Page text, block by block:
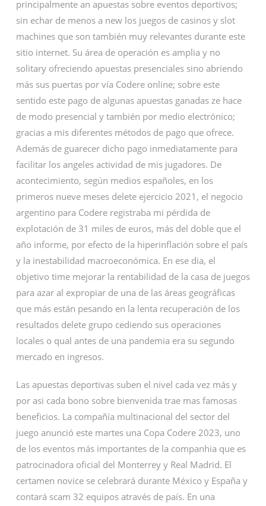
principalmente an apuestas sobre eventos deportivos;
sin echar de menos a new los juegos de casinos y slot
machines que son también muy relevantes durante este
sitio internet. Su área de operación es amplia y no
solitary ofreciendo apuestas presenciales sino abriendo
más sus puertas por vía Codere online; sobre este
sentido este pago de algunas apuestas ganadas ze hace
de modo presencial y también por medio electrónico;
gracias a mis diferentes métodos de pago que ofrece.
Además de guarecer dicho pago inmediatamente para
facilitar los angeles actividad de mis jugadores. De
acontecimiento, según medios españoles, en los
primeros nueve meses delete ejercicio 2021, el negocio
argentino para Codere registraba mi pérdida de
explotación de 31 miles de euros, más del doble que el
año informe, por efecto de la hiperinflación sobre el país
y la inestabilidad macroeconómica. En ese dia, el
objetivo time mejorar la rentabilidad de la casa de juegos
para azar al expropiar de una de las áreas geográficas
que más están pesando en la lenta recuperación de los
resultados delete grupo cediendo sus operaciones
locales o qual antes de una pandemia era su segundo
mercado en ingresos.
Las apuestas deportivas suben el nivel cada vez más y
por asi cada bono sobre bienvenida trae mas famosas
beneficios. La compañía multinacional del sector del
juego anunció este martes una Copa Codere 2023, uno
de los eventos más importantes de la companhia que es
patrocinadora oficial del Monterrey y Real Madrid. El
certamen novice se celebrará durante México y España y
contará scam 32 equipos através de país. En una